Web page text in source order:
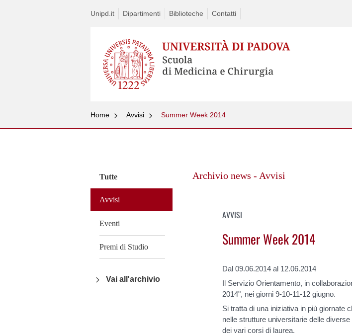
Unipd.it Dipartimenti Biblioteche Contatti
Home Avvisi Summer Week 2014
Tutte
Avvisi
Eventi
Premi di Studio
Vai all'archivio
Archivio news - Avvisi
AVVISI
Summer Week 2014
Dal 09.06.2014 al 12.06.2014
Il Servizio Orientamento, in
2014", nei giorni 9-10-11-12 giugno.
Si tratta di una iniziativa in più giornate
nelle strutture universitarie delle
dei vari corsi di laurea.